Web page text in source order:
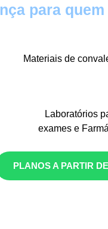
para
Materiais de
Laboratórios
exames e
PLANOS A PARTIR